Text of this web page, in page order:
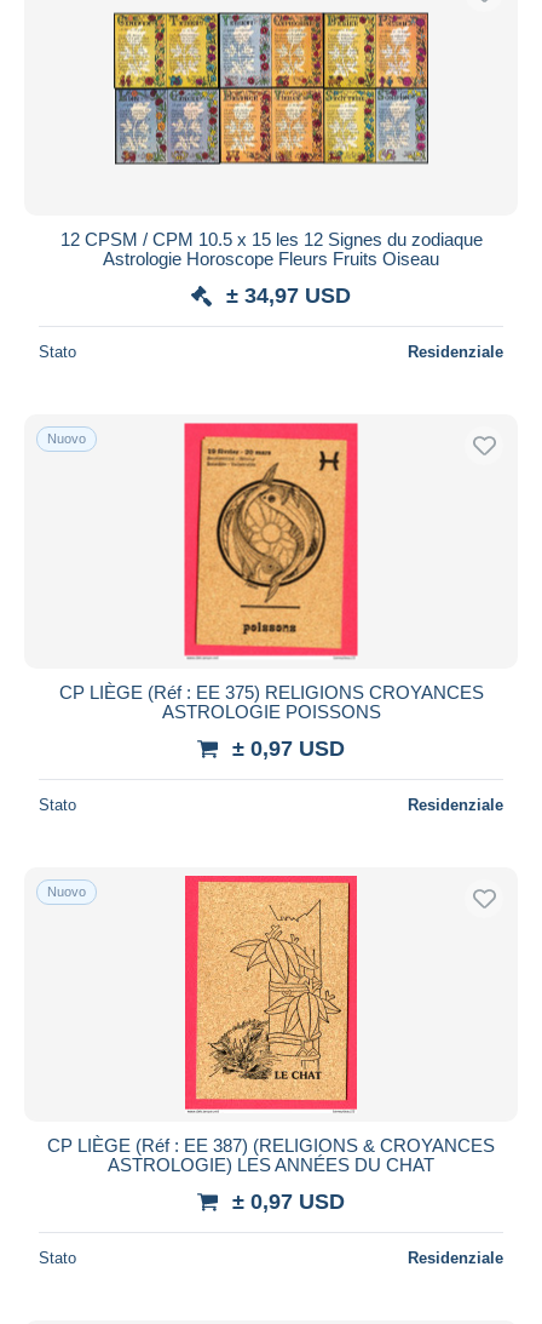
12 CPSM / CPM 10.5 x 15 les 12 Signes du zodiaque
Astrologie Horoscope Fleurs Fruits Oiseau
± 34,97 USD
Stato Residenziale
Nuovo
CP LIÈGE (Réf : EE 375) RELIGIONS CROYANCES
ASTROLOGIE POISSONS
± 0,97 USD
Stato Residenziale
Nuovo
CP LIÈGE (Réf : EE 387) (RELIGIONS & CROYANCES
ASTROLOGIE) LES ANNÉES DU CHAT
± 0,97 USD
Stato Residenziale